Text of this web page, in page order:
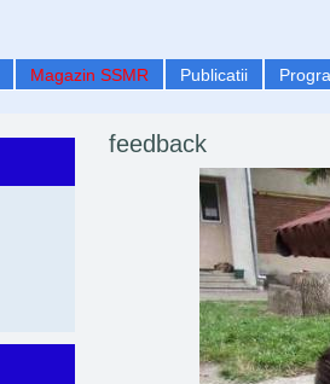
Magazin SSMR Publicatii
feedback